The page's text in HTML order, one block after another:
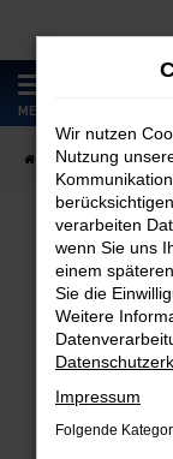
Zum
Hauptinhalt
springen
MENÜ
Startseite
Fehler:
Beim Laden
Wir nutzen
Nutzung
verarbeiten
wenn Sie uns
einem
Sie die
Weitere
Impressum
Folgende